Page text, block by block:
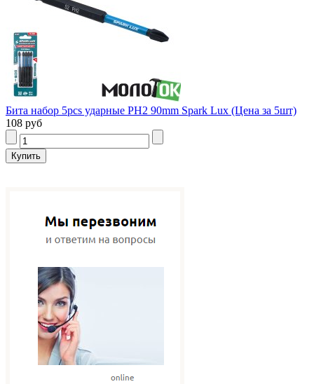
Бита набор 5pcs ударные PH2 90mm Spark Lux (Цена за 5шт)
108 руб